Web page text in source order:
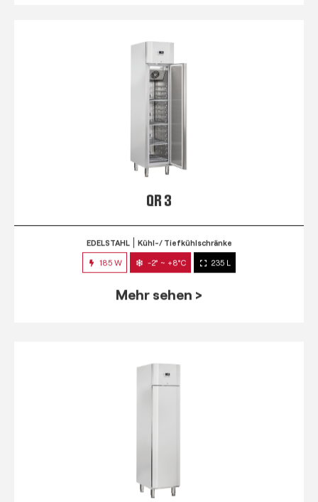
QR 3
EDELSTAHL Kühl-/ Tiefkühlschränke
185 W -2° ~ +8°C 235 L
Mehr sehen >